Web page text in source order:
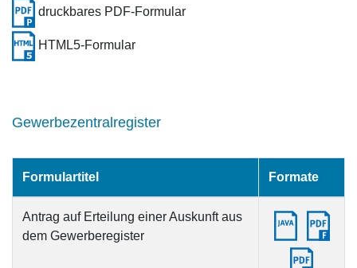
druckbares PDF-Formular
HTML5-Formular
Gewerbezentralregister
Formulartitel Formate
Antrag auf Erteilung einer Auskunft aus
dem Gewerberegister